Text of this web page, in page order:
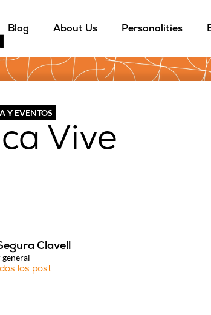
Blog About Us Personalities
Y EVENTOS
Vive
Clavell
los post